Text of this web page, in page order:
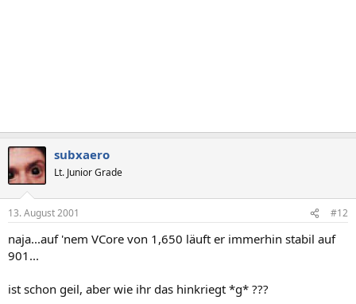
subxaero
Lt. Junior Grade
13. August 2001 #12
naja...auf 'nem VCore von 1,650 läuft er immerhin stabil auf
901...
ist schon geil, aber wie ihr das hinkriegt *g* ???